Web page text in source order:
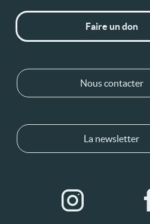
Faire un don
Nous contacter
La newsletter